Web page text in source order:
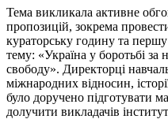
Тема викликала активне
пропозицій, зокрема
кураторську годину та
тему: «Україна у боротьбі за
свободу». Директорці
міжнародних відносин,
було доручено підготувати
долучити викладачів